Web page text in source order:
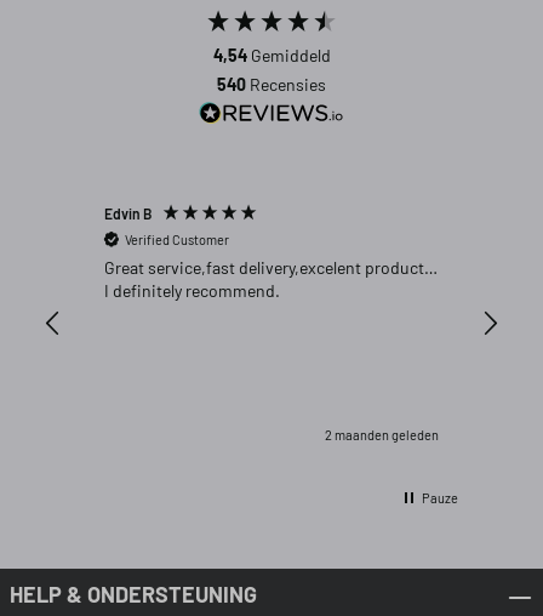
4,54 Gemiddeld
540 Recensies
Edvin B
Verified Customer
Great service,fast delivery,excelent product…
I definitely recommend.
2 maanden geleden
Pauze
HELP & ONDERSTEUNING